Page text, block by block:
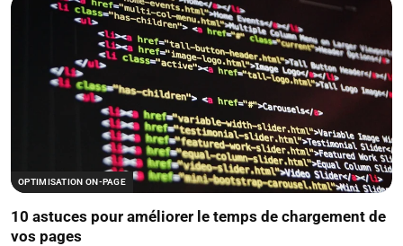
OPTIMISATION ON-PAGE
10 astuces pour améliorer le temps de chargement de
vos pages